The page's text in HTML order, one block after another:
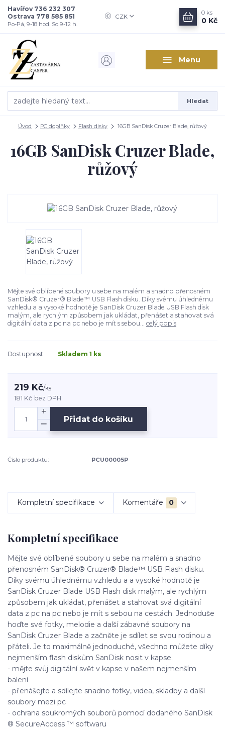
Menu
CZK
Hledat
Havířov 736 232 307
Ostrava 778 585 851
Po-Pá, 9-18 hod. So 9-12 h.
0 ks
0 Kč
Úvod PC doplňky Flash disky 16GB SanDisk Cruzer Blade, růžový
16GB SanDisk Cruzer Blade,
růžový
Mějte své oblíbené soubory u sebe na malém a snadno přenosném
SanDisk® Cruzer® Blade™ USB Flash disku. Díky svému úhlednému
vzhledu a a vysoké hodnotě je SanDisk Cruzer Blade USB Flash disk
malým, ale rychlým způsobem jak ukládat, přenášet a stahovat svá
digitální data z pc na pc nebo je mít s sebou... celý popis
Dostupnost Skladem 1 ks
219 Kč/ks
181 Kč bez DPH
Přidat do košíku
Číslo produktu: PCU00005P
Kompletní specifikace Komentáře 0
Kompletní specifikace
Mějte své oblíbené soubory u sebe na malém a snadno
přenosném SanDisk® Cruzer® Blade™ USB Flash disku.
Díky svému úhlednému vzhledu a a vysoké hodnotě je
SanDisk Cruzer Blade USB Flash disk malým, ale rychlým
způsobem jak ukládat, přenášet a stahovat svá digitální
data z pc na pc nebo je mít s sebou na cestách. Jednoduše
hoďte své fotky, melodie a další zábavné soubory na
SanDisk Cruzer Blade a začněte je sdílet se svou rodinou a
přáteli. Je to maximálně jednoduché, všechno můžete díky
nejmenším flash diskům SanDisk nosit v kapse.
- mějte svůj digitální svět v kapse v našem nejmenším
balení
- přenášejte a sdílejte snadno fotky, videa, skladby a další
soubory mezi pc
- ochrana soukromých souborů pomocí dodaného SanDisk
® SecureAccess ™ softwaru